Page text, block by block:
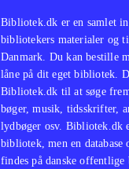
Bibliotek.dk er en samlet
bibliotekers materialer og
Danmark. Du kan bestille
låne på dit eget bibliotek.
Bibliotek.dk til at søge
bøger, musik, tidsskrifter,
lydbøger osv. Bibliotek.dk
bibliotek, men en database
findes på danske